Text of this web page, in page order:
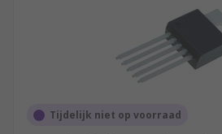
Tijdelijk niet op voorraad